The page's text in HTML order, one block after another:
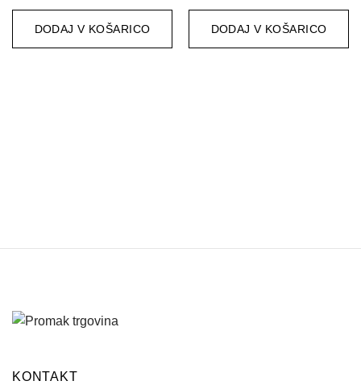
DODAJ V KOŠARICO DODAJ V KOŠARICO
KONTAKT